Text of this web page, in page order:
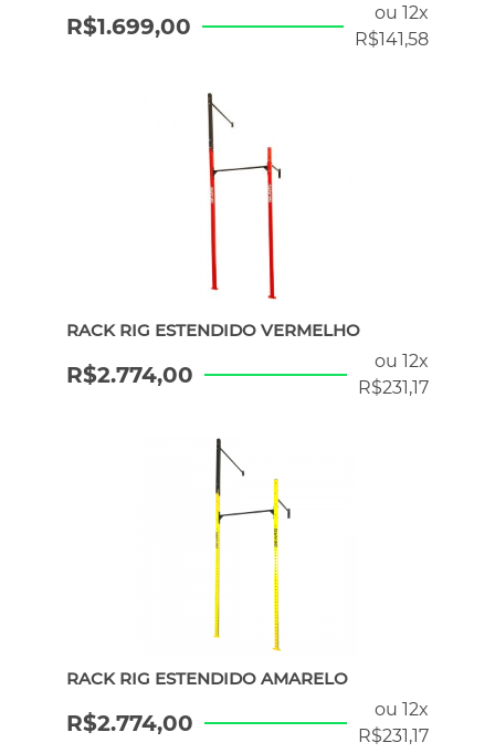
ou 12x
R$141,58
R$1.699,00
RACK RIG ESTENDIDO VERMELHO
ou 12x
R$231,17
R$2.774,00
RACK RIG ESTENDIDO AMARELO
ou 12x
R$231,17
R$2.774,00